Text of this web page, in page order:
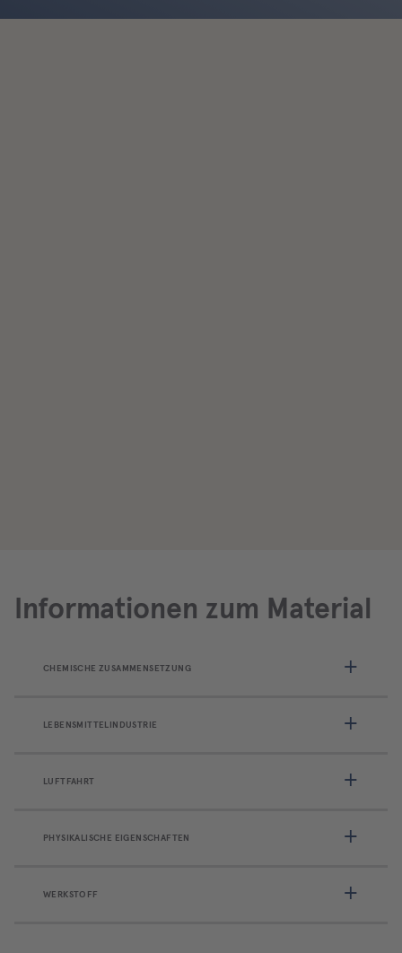
Informationen zum Material
CHEMISCHE ZUSAMMENSETZUNG
LEBENSMITTELINDUSTRIE
LUFTFAHRT
PHYSIKALISCHE EIGENSCHAFTEN
WERKSTOFF